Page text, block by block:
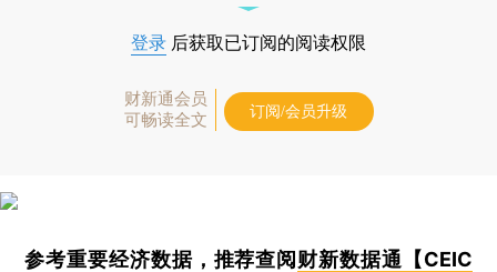
登录 后获取已订阅的阅读权限
财新通会员
可畅读全文
订阅/会员升级
参考重要经济数据，推荐查阅 财新数据通【CEIC